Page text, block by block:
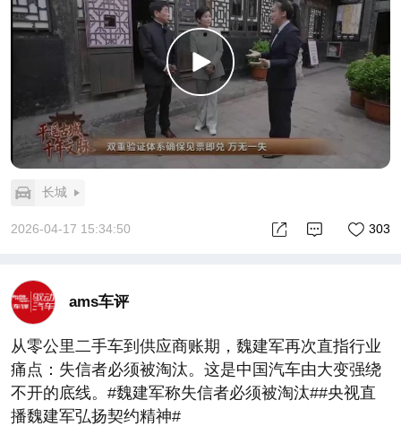
长城
2026-04-17 15:34:50 303
ams车评
从零公里二手车到供应商账期，魏建军再次直指行业
痛点：失信者必须被淘汰。这是中国汽车由大变强绕
不开的底线。#魏建军称失信者必须被淘汰##央视直
播魏建军弘扬契约精神#